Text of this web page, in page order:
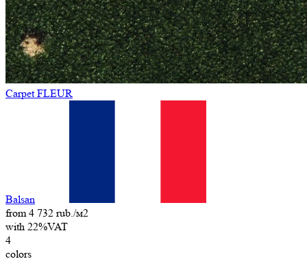
Carpet FLEUR
Balsan
from 4 732 rub./м2
with 22%VAT
4
colors